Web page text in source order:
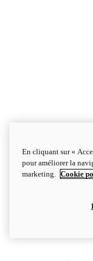
En cliquant sur «
pour améliorer la
marketing.
Cookie